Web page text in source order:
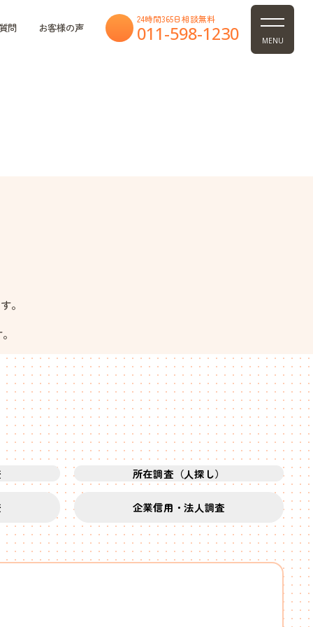
問 お客様の声
24時間365日相談無料
011-598-1230 MENU
。
所在調査（人探し）
企業信用・法人調査